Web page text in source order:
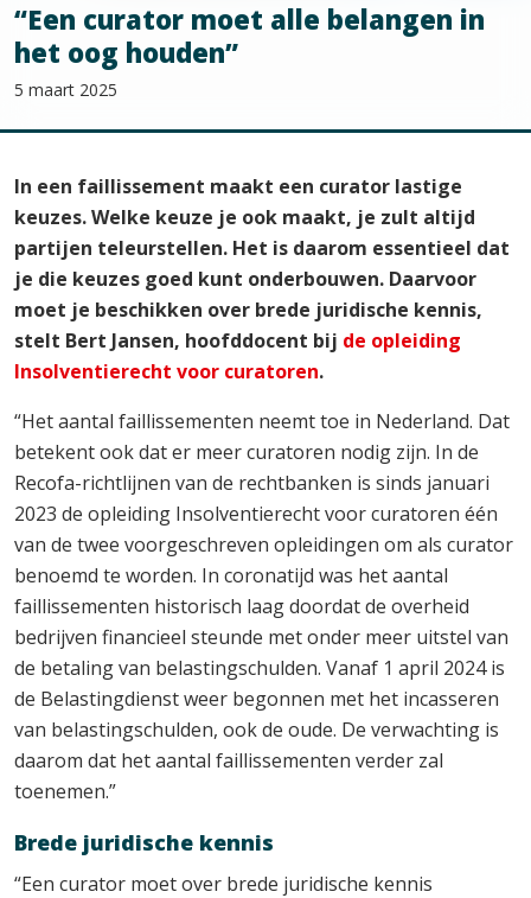
“Een curator moet alle belangen in
het oog houden”
5 maart 2025
In een faillissement maakt een curator lastige
keuzes. Welke keuze je ook maakt, je zult altijd
partijen teleurstellen. Het is daarom essentieel dat
je die keuzes goed kunt onderbouwen. Daarvoor
moet je beschikken over brede juridische kennis,
stelt Bert Jansen, hoofddocent bij de opleiding
Insolventierecht voor curatoren.
“Het aantal faillissementen neemt toe in Nederland. Dat
betekent ook dat er meer curatoren nodig zijn. In de
Recofa-richtlijnen van de rechtbanken is sinds januari
2023 de opleiding Insolventierecht voor curatoren één
van de twee voorgeschreven opleidingen om als curator
benoemd te worden. In coronatijd was het aantal
faillissementen historisch laag doordat de overheid
bedrijven financieel steunde met onder meer uitstel van
de betaling van belastingschulden. Vanaf 1 april 2024 is
de Belastingdienst weer begonnen met het incasseren
van belastingschulden, ook de oude. De verwachting is
daarom dat het aantal faillissementen verder zal
toenemen.”
Brede juridische kennis
“Een curator moet over brede juridische kennis